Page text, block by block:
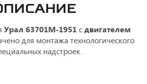
Урал 63701М-1951cдвигателем
для монтажа технологического
надстроек.